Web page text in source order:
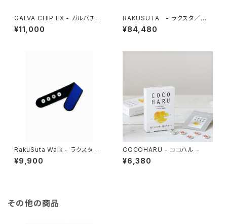
GALVA CHIP EX - ガルバチッ
プEX -
¥11,000
RAKUSUTA - ラクスタ／腰
用 -
¥84,480
RakuSuta Walk - ラクスタウォ
ーク -
¥9,900
COCOHARU - ココハル -
¥6,380
その他の商品